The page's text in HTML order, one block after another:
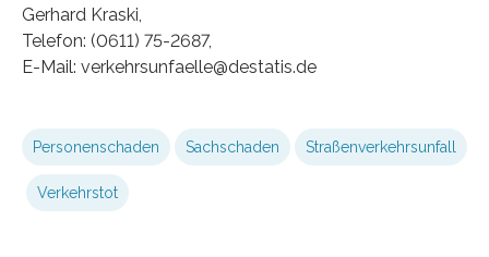
Gerhard Kraski,
Telefon: (0611) 75-2687,
E-Mail: verkehrsunfaelle@destatis.de
Personenschaden Sachschaden Straßenverkehrsunfall
Verkehrstot